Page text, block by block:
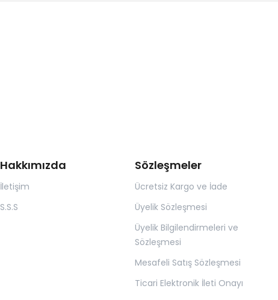
Hakkımızda
İletişim
S.S.S
Sözleşmeler
Ücretsiz Kargo ve İade
Üyelik Sözleşmesi
Üyelik Bilgilendirmeleri ve
Sözleşmesi
Mesafeli Satış Sözleşmesi
Ticari Elektronik İleti Onayı